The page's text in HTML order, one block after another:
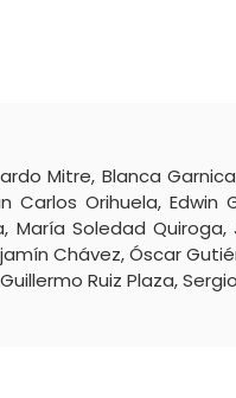
Mitre, Blanca
Orihuela, Edwin
María Soledad
Chávez, Óscar
Ruiz Plaza,